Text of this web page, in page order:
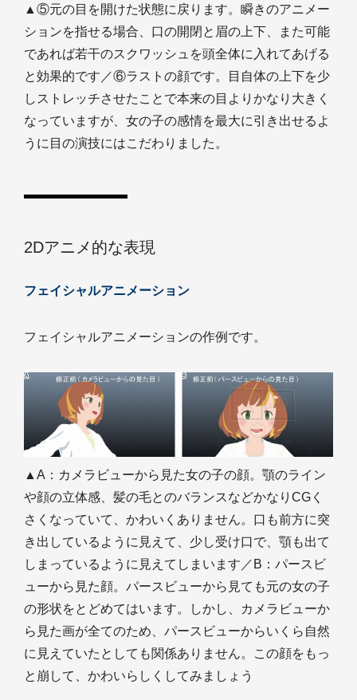
▲⑤元の目を開けた状態に戻ります。瞬きのアニメー
ションを指せる場合、口の開閉と眉の上下、また可能
であれば若干のスクワッシュを頭全体に入れてあげる
と効果的です／⑥ラストの顔です。目自体の上下を少
しストレッチさせたことで本来の目よりかなり大きく
なっていますが、女の子の感情を最大に引き出せるよ
うに目の演技にはこだわりました。
2Dアニメ的な表現
フェイシャルアニメーション
フェイシャルアニメーションの作例です。
▲A：カメラビューから見た女の子の顔。顎のライン
や顔の立体感、髪の毛とのバランスなどかなりCGく
さくなっていて、かわいくありません。口も前方に突
き出しているように見えて、少し受け口で、顎も出て
しまっているように見えてしまいます／B：パースビ
ューから見た顔。パースビューから見ても元の女の子
の形状をとどめてはいます。しかし、カメラビューか
ら見た画が全てのため、パースビューからいくら自然
に見えていたとしても関係ありません。この顔をもっ
と崩して、かわいらしくしてみましょう